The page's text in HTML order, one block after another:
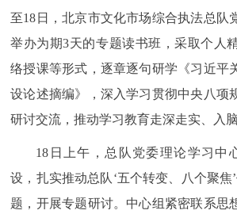
至18日，北京市文化市场综合执法总队
举办为期3天的专题读书班，采取个人
络授课等形式，逐章逐句研学《习近平
设论述摘编》，深入学习贯彻中央八项
研讨交流，推动学习教育走深走实、入脑
18日上午，总队党委理论学习中
设，扎实推动总队‘五个转变、八个聚焦
题，开展专题研讨。中心组紧密联系思